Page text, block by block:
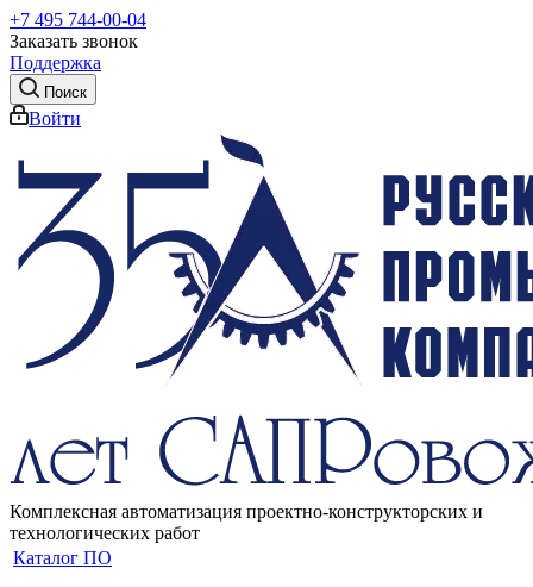
+7 495 744-00-04
Заказать звонок
Поддержка
Поиск
Войти
Комплексная автоматизация проектно-конструкторских и
технологических работ
Каталог ПО